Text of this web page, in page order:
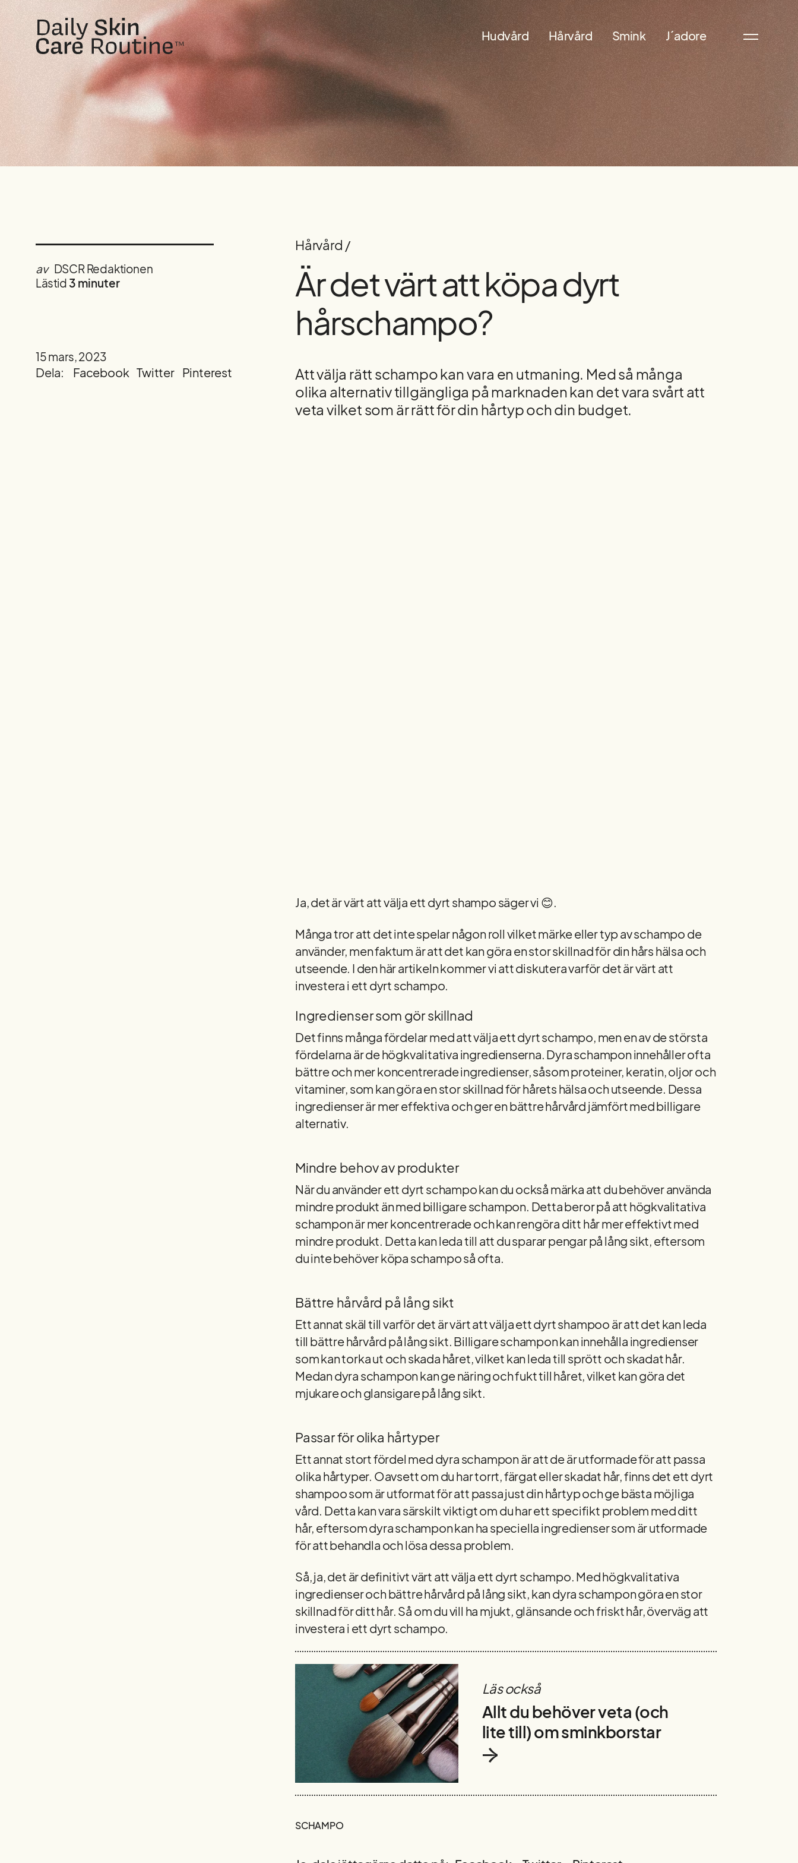
Hudvård Hårvård Smink J´adore
av DSCR Redaktionen
Lästid3 minuter
15 mars, 2023
Dela: Facebook Twitter Pinterest
Hårvård /
Är det värt att köpa dyrt
hårschampo?
Att välja rätt schampo kan vara en utmaning. Med så många
olika alternativ tillgängliga på marknaden kan det vara svårt att
veta vilket som är rätt för din hårtyp och din budget.
Ja, det är värt att välja ett dyrt shampo säger vi 😊.
Många tror att det inte spelar någon roll vilket märke eller typ av schampo de
använder, men faktum är att det kan göra en stor skillnad för din hårs hälsa och
utseende. I den här artikeln kommer vi att diskutera varför det är värt att
investera i ett dyrt schampo.
Ingredienser som gör skillnad
Det finns många fördelar med att välja ett dyrt schampo, men en av de största
fördelarna är de högkvalitativa ingredienserna. Dyra schampon innehåller ofta
bättre och mer koncentrerade ingredienser, såsom proteiner, keratin, oljor och
vitaminer, som kan göra en stor skillnad för hårets hälsa och utseende. Dessa
ingredienser är mer effektiva och ger en bättre hårvård jämfört med billigare
alternativ.
Mindre behov av produkter
När du använder ett dyrt schampo kan du också märka att du behöver använda
mindre produkt än med billigare schampon. Detta beror på att högkvalitativa
schampon är mer koncentrerade och kan rengöra ditt hår mer effektivt med
mindre produkt. Detta kan leda till att du sparar pengar på lång sikt, eftersom
du inte behöver köpa schampo så ofta.
Bättre hårvård på lång sikt
Ett annat skäl till varför det är värt att välja ett dyrt shampoo är att det kan leda
till bättre hårvård på lång sikt. Billigare schampon kan innehålla ingredienser
som kan torka ut och skada håret, vilket kan leda till sprött och skadat hår.
Medan dyra schampon kan ge näring och fukt till håret, vilket kan göra det
mjukare och glansigare på lång sikt.
Passar för olika hårtyper
Ett annat stort fördel med dyra schampon är att de är utformade för att passa
olika hårtyper. Oavsett om du har torrt, färgat eller skadat hår, finns det ett dyrt
shampoo som är utformat för att passa just din hårtyp och ge bästa möjliga
vård. Detta kan vara särskilt viktigt om du har ett specifikt problem med ditt
hår, eftersom dyra schampon kan ha speciella ingredienser som är utformade
för att behandla och lösa dessa problem.
Så, ja, det är definitivt värt att välja ett dyrt schampo. Med högkvalitativa
ingredienser och bättre hårvård på lång sikt, kan dyra schampon göra en stor
skillnad för ditt hår. Så om du vill ha mjukt, glänsande och friskt hår, överväg att
investera i ett dyrt schampo.
Läs också
Allt du behöver veta (och
lite till) om sminkborstar
SCHAMPO